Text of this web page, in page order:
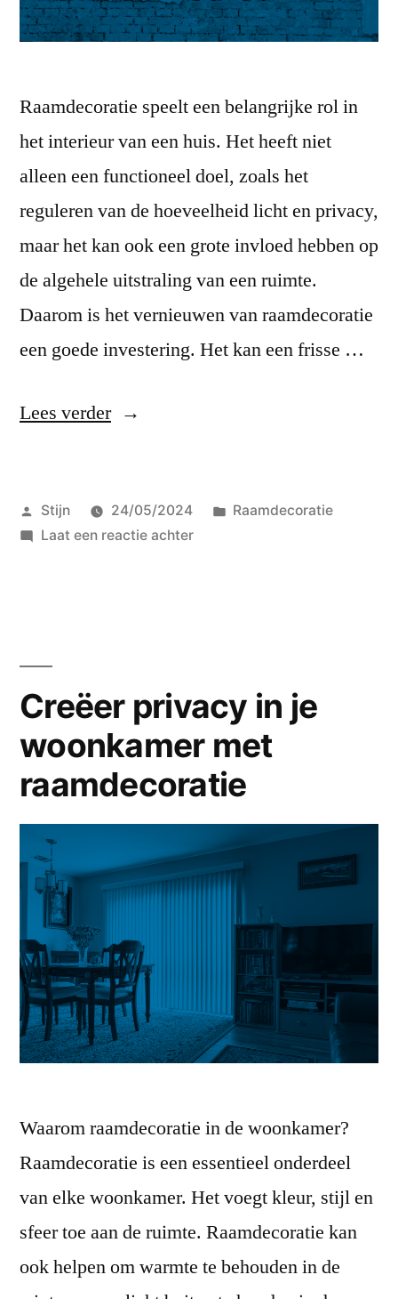
Raamdecoratie speelt een belangrijke rol in
het interieur van een huis. Het heeft niet
alleen een functioneel doel, zoals het
reguleren van de hoeveelheid licht en privacy,
maar het kan ook een grote invloed hebben op
de algehele uitstraling van een ruimte.
Daarom is het vernieuwen van raamdecoratie
een goede investering. Het kan een frisse …
Lees verder“Eenvoudige
raamdecoratie
Geplaatst
door
Stijn 24/05/2024
Geplaatst
Raamdecoratie
Laat een reactie achterop
Creëer privacy in je
woonkamer met
raamdecoratie
Waarom raamdecoratie in de woonkamer?
Raamdecoratie is een essentieel onderdeel
van elke woonkamer. Het voegt kleur, stijl en
sfeer toe aan de ruimte. Raamdecoratie kan
ook helpen om warmte te behouden in de